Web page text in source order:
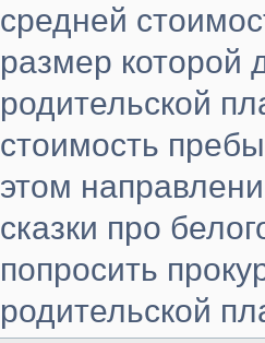
средней
размер которой
родительской
стоимость
этом
сказки про
попросить
родительской